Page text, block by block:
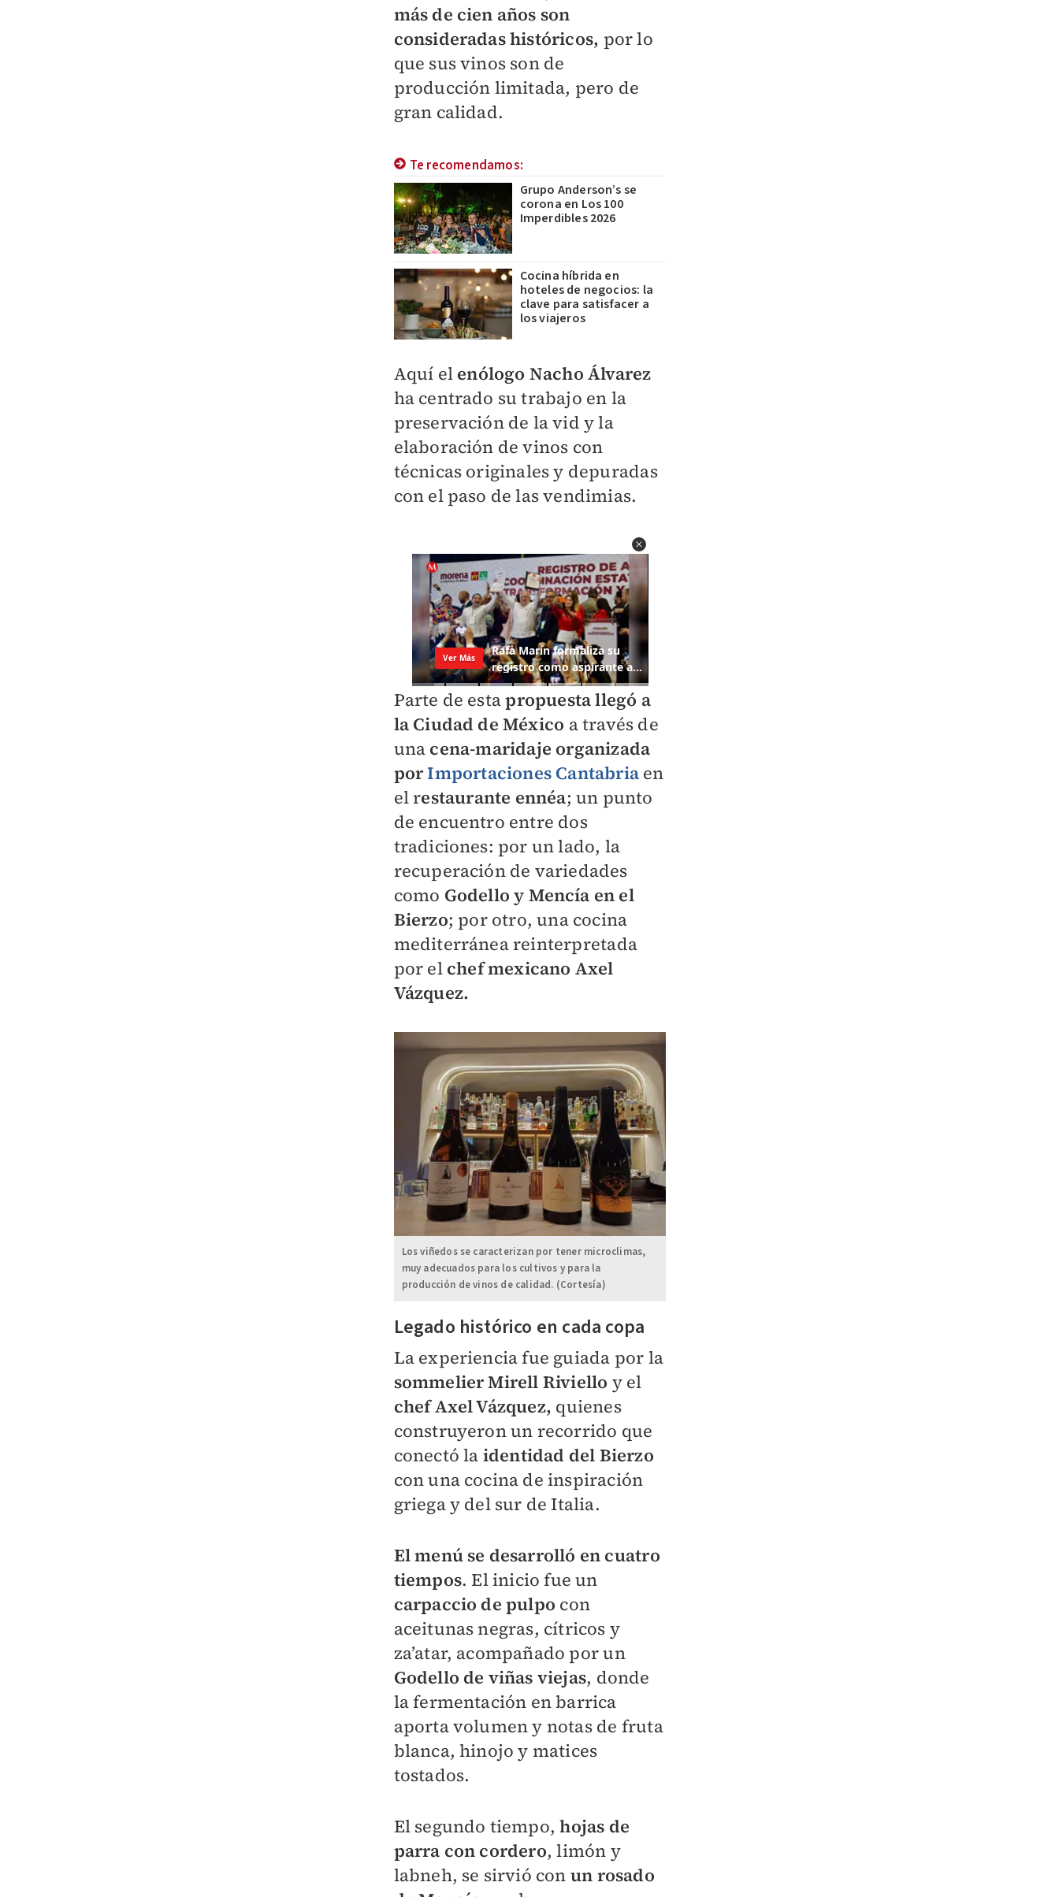
más de cien años son
consideradas históricos, por lo
que sus vinos son de
producción limitada, pero de
gran calidad.
Te recomendamos:
Grupo Anderson’s se
corona en Los 100
Imperdibles 2026
Cocina híbrida en
hoteles de negocios: la
clave para satisfacer a
los viajeros
Aquí el enólogo Nacho Álvarez
ha centrado su trabajo en la
preservación de la vid y la
elaboración de vinos con
técnicas originales y depuradas
con el paso de las vendimias.
Parte de estapropuesta llegó a
la Ciudad de México a través de
una cena-maridaje organizada
porImportaciones Cantabriaen
el restaurante ennéa; un punto
de encuentro entre dos
tradiciones: por un lado, la
recuperación de variedades
como Godello y Mencía en el
Bierzo; por otro, una cocina
mediterránea reinterpretada
por el chef mexicano Axel
Vázquez.
Los viñedos se caracterizan por tener microclimas,
muy adecuados para los cultivos y para la
producción de vinos de calidad. (Cortesía)
Legado histórico en cada copa
La experiencia fue guiada por la
sommelier Mirell Riviello y el
chef Axel Vázquez, quienes
construyeron un recorrido que
conectó la identidad del Bierzo
con una cocina de inspiración
griega y del sur de Italia.
El menú se desarrolló en cuatro
tiempos. El inicio fue un
carpaccio de pulpo con
aceitunas negras, cítricos y
za’atar, acompañado por un
Godello de viñas viejas, donde
la fermentación en barrica
aporta volumen y notas de fruta
blanca, hinojo y matices
tostados.
El segundo tiempo,hojas de
parra con cordero, limón y
labneh, se sirvió con un rosado